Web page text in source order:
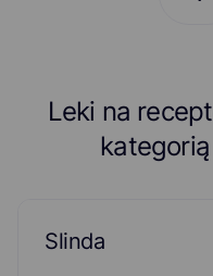
Leki na
Slinda